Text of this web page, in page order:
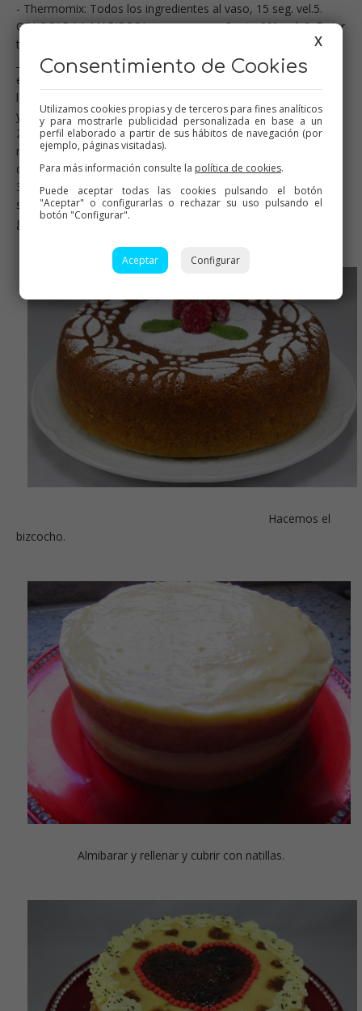
- Thermomix: Todos los ingredientes al vaso, 15 seg. vel.5.
COLOCAR LA MARIPOSA, y programar 9 min. 90º, vel. 2. Dejar
templar.
_Tradicional: En un cazo amplio, todos los ingredientes, y con
el turmix, triturar hasta que no queden grumos. Poner a fuego
lento, y hasta que se hagan las natillas, sin que llegue a hervir
y removiendo continuamente.
2- Almibarar una parte del bizcocho, cubrir con la mitad de las
natillas, tapar con el otro disco, almibarar y cubrir con el resto
de natillas. Llevar a la nevera un par de horas mínimo.
3- Espolvorear azúcar moreno y canela y quemar con un
soplete, si no tenéis, espolvorear canela y listo y adornar a
gustos.
Hacemos el
bizcocho.
Almibarar y rellenar y cubrir con natillas.
X
Consentimiento de Cookies
Utilizamos cookies propias y de terceros para fines analíticos
y para mostrarle publicidad personalizada en base a un
perfil elaborado a partir de sus hábitos de navegación (por
ejemplo, páginas visitadas).
Para más información consulte la política de cookies.
Puede aceptar todas las cookies pulsando el botón
"Aceptar" o configurarlas o rechazar su uso pulsando el
botón "Configurar".
Aceptar Configurar